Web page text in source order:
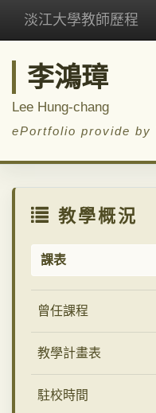
淡江大學教師歷程
李鴻璋
Lee Hung-chang
ePortfolio provide by
教學概況
課表
曾任課程
教學計畫表
駐校時間